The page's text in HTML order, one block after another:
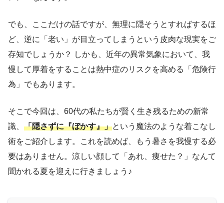
でも、ここだけの話ですが、無理に隠そうとすればするほ
ど、逆に「老い」が目立ってしまうという皮肉な現実をご
存知でしょうか？ しかも、近年の異常気象において、我
慢して厚着をすることは熱中症のリスクを高める「危険行
為」でもあります。
そこで今回は、60代の私たちが賢く生き残るための新常
識、 「隠さずに『ぼかす』」という魔法のような着こなし
術をご紹介します。これを読めば、もう暑さを我慢する必
要はありません。涼しい顔して「あれ、痩せた？」なんて
聞かれる夏を迎えに行きましょう♪